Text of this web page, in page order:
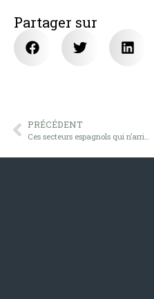
Partager sur
PRÉCÉDENT